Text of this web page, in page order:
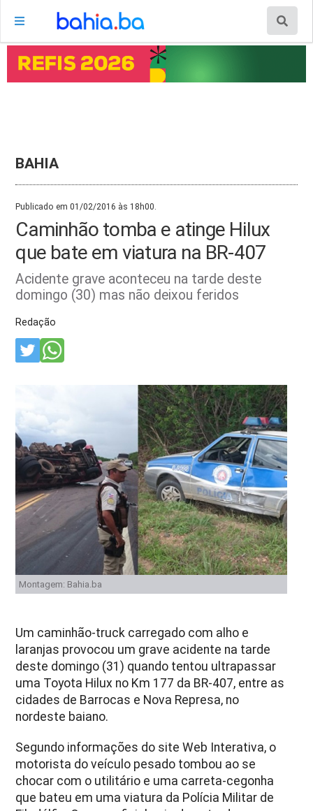
BAHIA
Publicado em 01/02/2016 às 18h00.
Caminhão tomba e atinge Hilux
que bate em viatura na BR-407
Acidente grave aconteceu na tarde deste
domingo (30) mas não deixou feridos
Redação
Montagem: Bahia.ba
Um caminhão-truck carregado com alho e
laranjas provocou um grave acidente na tarde
deste domingo (31) quando tentou ultrapassar
uma Toyota Hilux no Km 177 da BR-407, entre as
cidades de Barrocas e Nova Represa, no
nordeste baiano.
Segundo informações do site Web Interativa, o
motorista do veículo pesado tombou ao se
chocar com o utilitário e uma carreta-cegonha
que bateu em uma viatura da Polícia Militar de